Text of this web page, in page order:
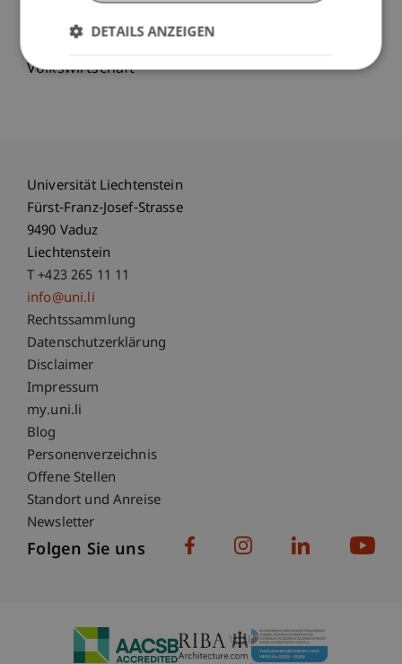
Diskussion.
Volkswirtschaft
Universität Liechtenstein
Fürst-Franz-Josef-Strasse
9490 Vaduz
Liechtenstein
T +423 265 11 11
info@uni.li
Fußzeile Rechtliche Hinweise
Rechtssammlung
Datenschutzerklärung
Disclaimer
Impressum
Fußzeile Subdomain-Verzeichnis
my.uni.li
Blog
Personenverzeichnis
Offene Stellen
Standort und Anreise
Newsletter
Folgen Sie uns
DETAILS ANZEIGEN